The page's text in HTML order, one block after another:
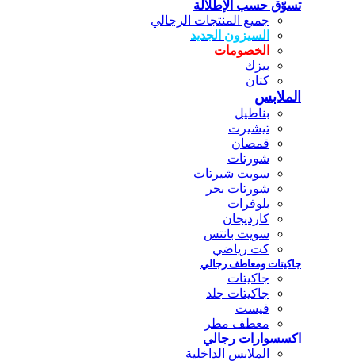
تسوّق حسب الإطلالة
جميع المنتجات الرجالي
السيزون الجديد
الخصومات
بيزك
كتان
الملابس
بناطيل
تيشيرت
قمصان
شورتات
سويت شيرتات
شورتات بحر
بلوفرات
كارديجان
سويت بانتس
كت رياضي
جاكيتات ومعاطف رجالي
جاكيتات
جاكيتات جلد
فيست
معطف مطر
اكسسوارات رجالي
الملابس الداخلية